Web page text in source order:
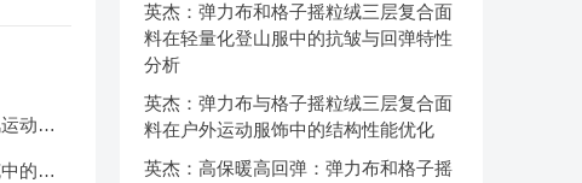
动服
的应
英杰：弹力布和格子摇粒绒三层复合面
料在轻量化登山服中的抗皱与回弹特性
分析
英杰：弹力布与格子摇粒绒三层复合面
料在户外运动服饰中的结构性能优化
英杰：高保暖高回弹：弹力布和格子摇